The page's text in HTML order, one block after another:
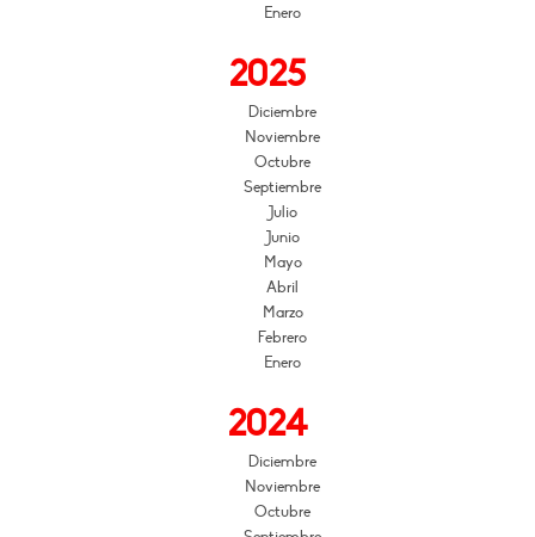
Enero
2025
Diciembre
Noviembre
Octubre
Septiembre
Julio
Junio
Mayo
Abril
Marzo
Febrero
Enero
2024
Diciembre
Noviembre
Octubre